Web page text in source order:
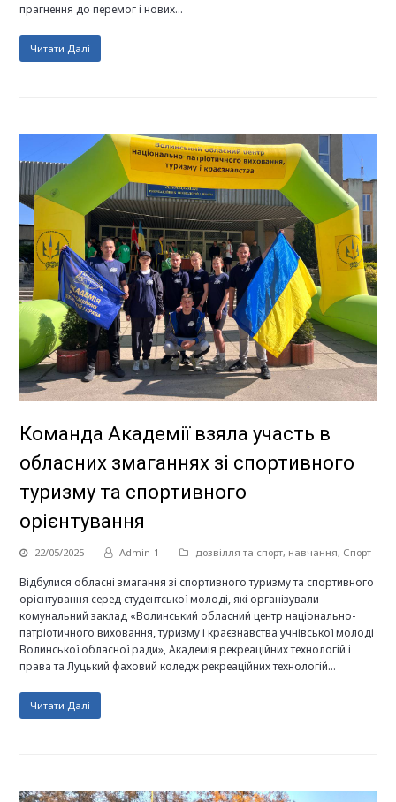
прагнення до перемог і нових…
Читати Далі
Команда Академії взяла участь в
обласних змаганнях зі спортивного
туризму та спортивного
орієнтування
22/05/2025 Admin-1 дозвілля та спорт, навчання, Спорт
Відбулися обласні змагання зі спортивного туризму та спортивного
орієнтування серед студентської молоді, які організували
комунальний заклад «Волинський обласний центр національно-
патріотичного виховання, туризму і краєзнавства учнівської молоді
Волинської обласної ради», Академія рекреаційних технологій і
права та Луцький фаховий коледж рекреаційних технологій…
Читати Далі